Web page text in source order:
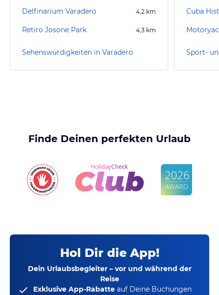
Delfinarium Varadero 4,2 km
Retiro Josone Park 4,3 km
Sehenswürdigkeiten in Varadero
Finde Deinen perfekten Urlaub
Hol Dir die App!
Dein Urlaubsbegleiter – vor und während der
Reise
Exklusive App-Rabatte auf Deine Buchungen